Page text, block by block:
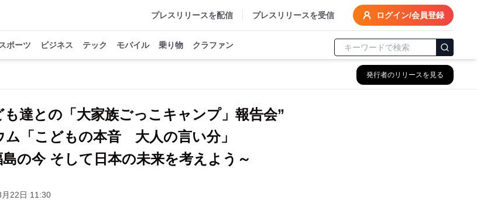
プレスリリースを配信 プレスリリースを受信 ログイン/会員登録
スポーツ ビジネス テック モバイル 乗り物 クラファン
発行者のリリースを見る
も達との「大家族ごっこキャンプ」報告会”
ム「こどもの本音 大人の言い分」
の今 そして日本の未来を考えよう～
月22日 11:30